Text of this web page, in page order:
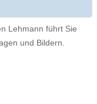
Lehmann führt Sie
und Bildern.